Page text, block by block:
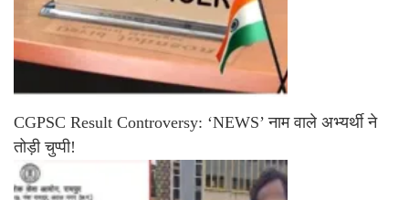
CGPSC Result Controversy: ‘NEWS’ नाम वाले अभ्यर्थी ने
तोड़ी चुप्पी!